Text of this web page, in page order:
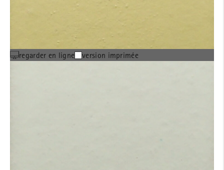
regarder en ligne version imprimée